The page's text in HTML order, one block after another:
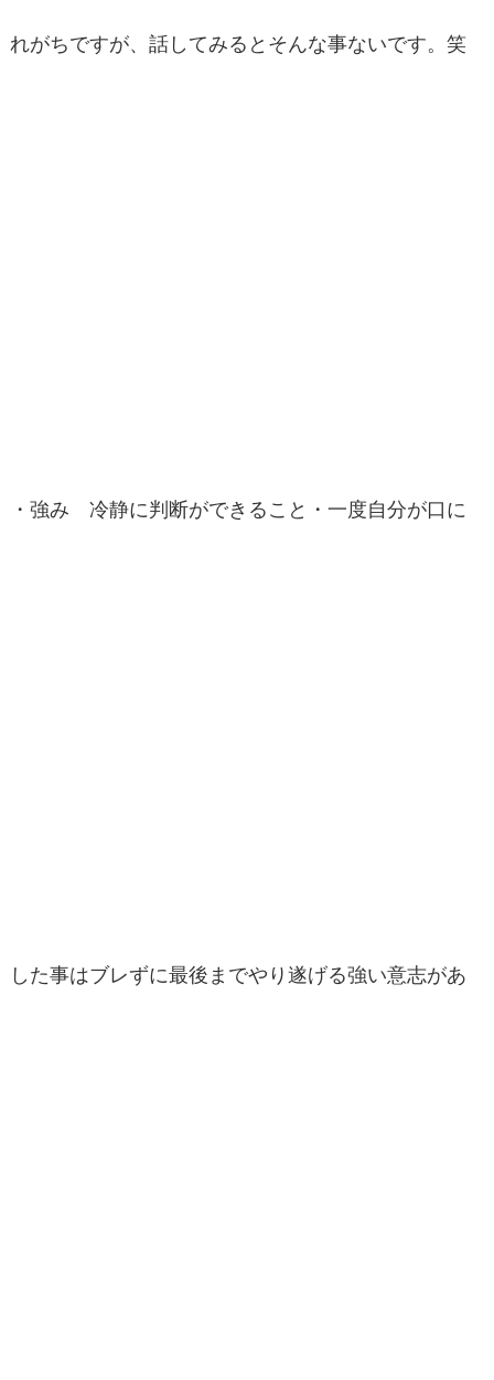
れがちですが、話してみるとそんな事ないです。笑
・強み 冷静に判断ができること・一度自分が口に
した事はブレずに最後までやり遂げる強い意志があ